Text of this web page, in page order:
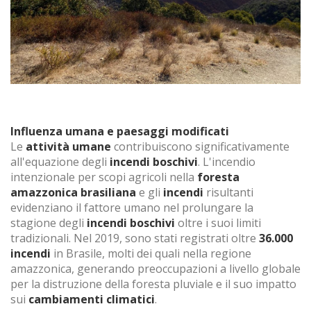
Influenza umana e paesaggi modificati
Le attività umane contribuiscono significativamente
all'equazione degli incendi boschivi. L'incendio
intenzionale per scopi agricoli nella foresta
amazzonica brasiliana e gli incendi risultanti
evidenziano il fattore umano nel prolungare la
stagione degli incendi boschivi oltre i suoi limiti
tradizionali. Nel 2019, sono stati registrati oltre 36.000
incendi in Brasile, molti dei quali nella regione
amazzonica, generando preoccupazioni a livello globale
per la distruzione della foresta pluviale e il suo impatto
sui cambiamenti climatici.